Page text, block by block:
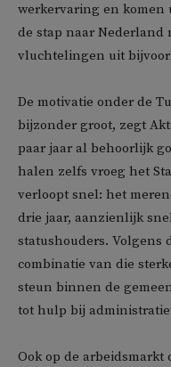
werkervaring en komen
de stap naar Nederland
vluchtelingen uit
De motivatie onder de
bijzonder groot, zegt
paar jaar al behoorlijk
halen zelfs vroeg het
verloopt snel: het
drie jaar, aanzienlijk
statushouders. Volgens
combinatie van die
steun binnen de
tot hulp bij
Ook op de